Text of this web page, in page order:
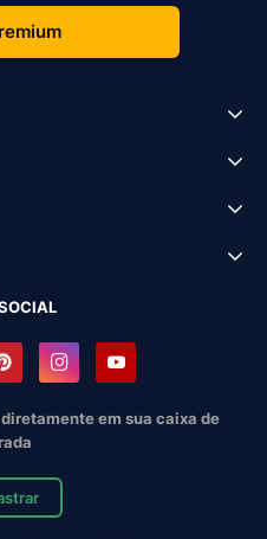
em sua caixa de